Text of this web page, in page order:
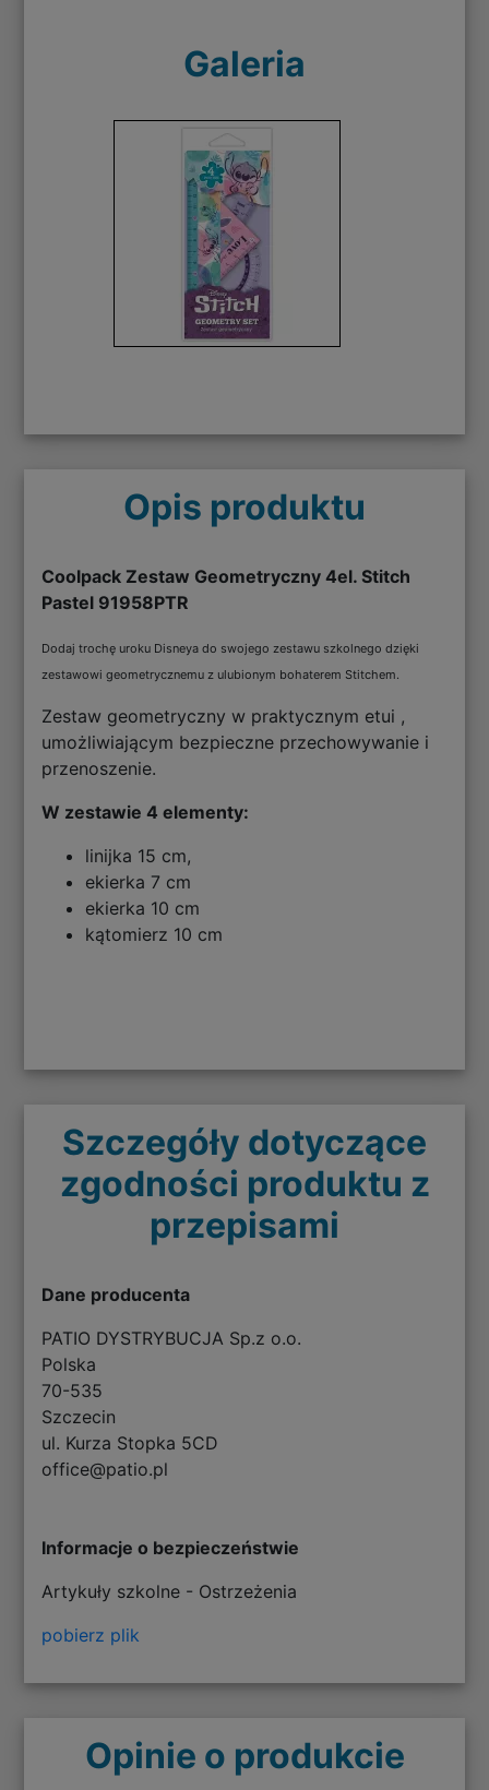
Galeria
Opis produktu
Coolpack Zestaw Geometryczny 4el. Stitch
Pastel 91958PTR
Dodaj trochę uroku Disneya do swojego zestawu szkolnego dzięki
zestawowi geometrycznemu z ulubionym bohaterem Stitchem.
Zestaw geometryczny w praktycznym etui ,
umożliwiającym bezpieczne przechowywanie i
przenoszenie.
W zestawie 4 elementy:
linijka 15 cm,
ekierka 7 cm
ekierka 10 cm
kątomierz 10 cm
Szczegóły dotyczące
zgodności produktu z
przepisami
Dane producenta
PATIO DYSTRYBUCJA Sp.z o.o.
Polska
70-535
Szczecin
ul. Kurza Stopka 5CD
office@patio.pl
Informacje o bezpieczeństwie
Artykuły szkolne - Ostrzeżenia
pobierz plik
Opinie o produkcie